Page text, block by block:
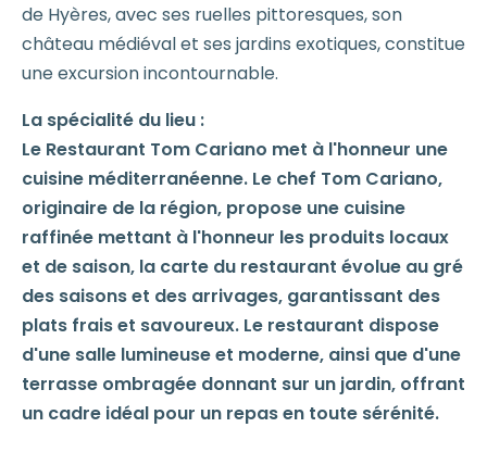
de Hyères, avec ses ruelles pittoresques, son
château médiéval et ses jardins exotiques, constitue
une excursion incontournable.
La spécialité du lieu :
Le Restaurant Tom Cariano met à l'honneur une
cuisine méditerranéenne. Le chef Tom Cariano,
originaire de la région, propose une cuisine
raffinée mettant à l'honneur les produits locaux
et de saison, la carte du restaurant évolue au gré
des saisons et des arrivages, garantissant des
plats frais et savoureux. Le restaurant dispose
d'une salle lumineuse et moderne, ainsi que d'une
terrasse ombragée donnant sur un jardin, offrant
un cadre idéal pour un repas en toute sérénité.